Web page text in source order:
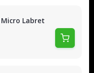
Labret